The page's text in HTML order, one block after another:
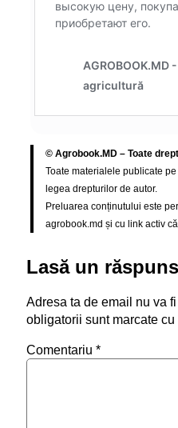
© Agrobook.MD – Toate
Toate materialele publicate pe
legea drepturilor de autor.
Preluarea conținutului este
agrobook.md și cu link activ
Lasă un răspuns
Adresa ta de email nu va
obligatorii sunt marcate cu
Comentariu *